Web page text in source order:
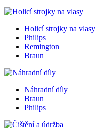
Holicí strojky na vlasy
Philips
Remington
Braun
Náhradní díly
Braun
Philips